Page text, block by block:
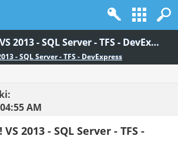
Acil Yardim!!! VS 2013 - SQL Server - TFS - DevExpress
- SQL Server - TFS - DevExpress
04:55 AM
2013 - SQL Server - TFS -